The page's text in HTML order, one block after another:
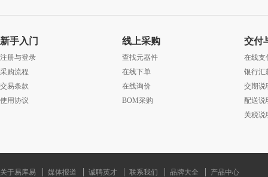
新手入门
注册与登录
采购流程
交易条款
使用协议
线上采购
查找元器件
在线下单
在线询价
BOM采购
交付
在线支
银行汇
交期说
配送说
关税说
关于易库易 媒体报道 诚聘英才 联系我们 品牌大全
产品中心